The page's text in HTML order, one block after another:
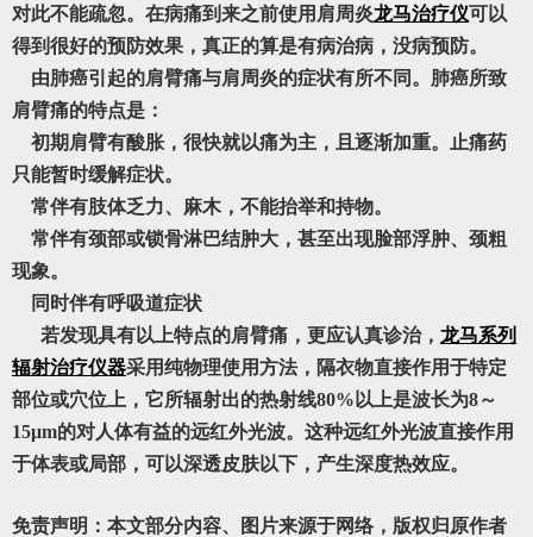
对此不能疏忽。在病痛到来之前使用肩周炎龙马治疗仪可以
得到很好的预防效果，真正的算是有病治病，没病预防。
由肺癌引起的肩臂痛与肩周炎的症状有所不同。肺癌所致
肩臂痛的特点是：
初期肩臂有酸胀，很快就以痛为主，且逐渐加重。止痛药
只能暂时缓解症状。
常伴有肢体乏力、麻木，不能抬举和持物。
常伴有颈部或锁骨淋巴结肿大，甚至出现脸部浮肿、颈粗
现象。
同时伴有呼吸道症状
若发现具有以上特点的肩臂痛，更应认真诊治， 龙马系列
辐射治疗仪器采用纯物理使用方法，隔衣物直接作用于特定
部位或穴位上，它所辐射出的热射线80%以上是波长为8～
15μm的对人体有益的远红外光波。这种远红外光波直接作用
于体表或局部，可以深透皮肤以下，产生深度热效应。
免责声明：本文部分内容、图片来源于网络，版权归原作者